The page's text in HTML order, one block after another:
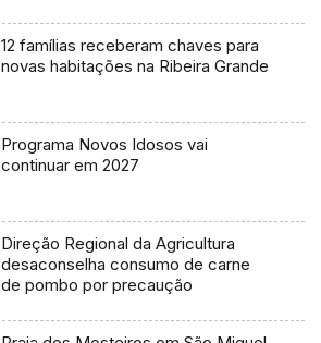
12 famílias receberam chaves para
novas habitações na Ribeira Grande
Programa Novos Idosos vai
continuar em 2027
Direção Regional da Agricultura
desaconselha consumo de carne
de pombo por precaução